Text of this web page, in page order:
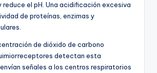
reduce el pH. Una acidificación excesiva
de proteínas, enzimas y
de dióxido de carbono
detectan esta
señales a los centros respiratorios